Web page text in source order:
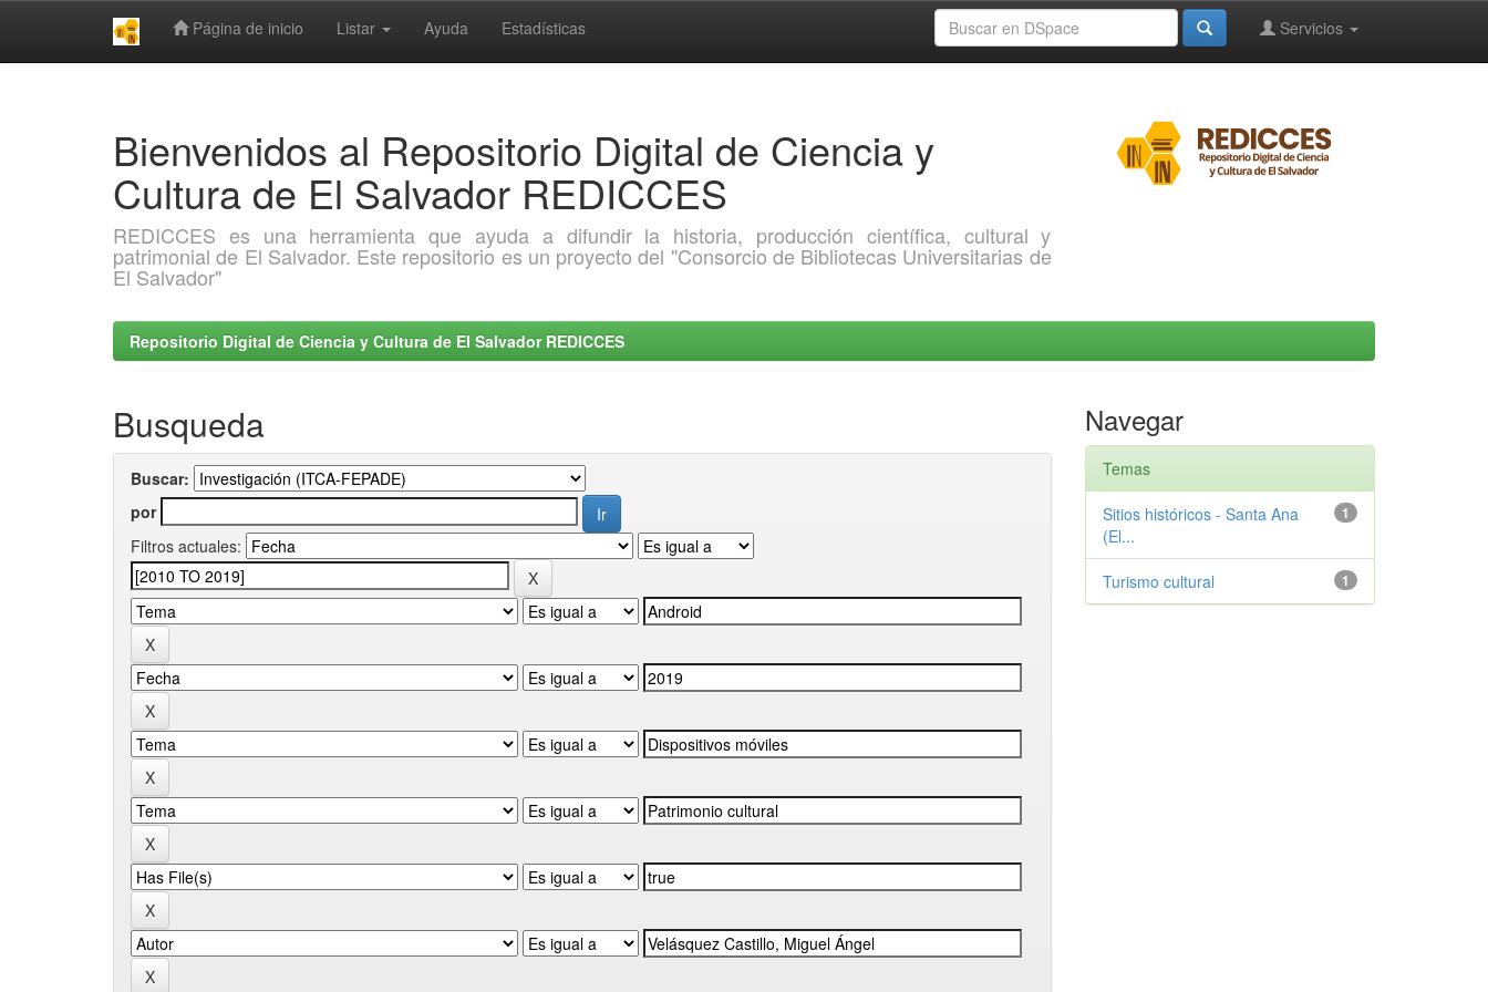
Página de inicio Listar Ayuda Estadísticas Servicios
Bienvenidos al Repositorio Digital de Ciencia y
Cultura de El Salvador REDICCES
REDICCES es una herramienta que ayuda a difundir la historia, producción científica, cultural y
patrimonial de El Salvador. Este repositorio es un proyecto del "Consorcio de Bibliotecas Universitarias de
El Salvador"
Repositorio Digital de Ciencia y Cultura de El Salvador REDICCES
Busqueda
Buscar:
por
Filtros actuales:
Navegar
Temas
1
Sitios históricos - Santa Ana
(El...
1
Turismo cultural